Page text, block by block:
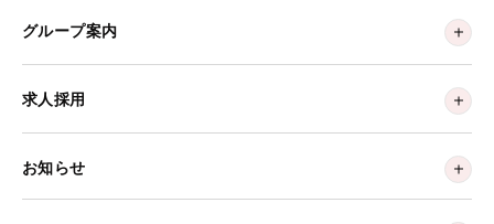
グループ案内
求人採用
お知らせ